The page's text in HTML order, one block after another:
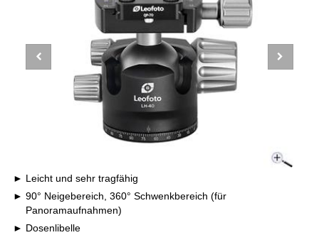
Leicht und sehr tragfähig
90° Neigebereich, 360° Schwenkbereich (für
Panoramaufnahmen)
Dosenlibelle